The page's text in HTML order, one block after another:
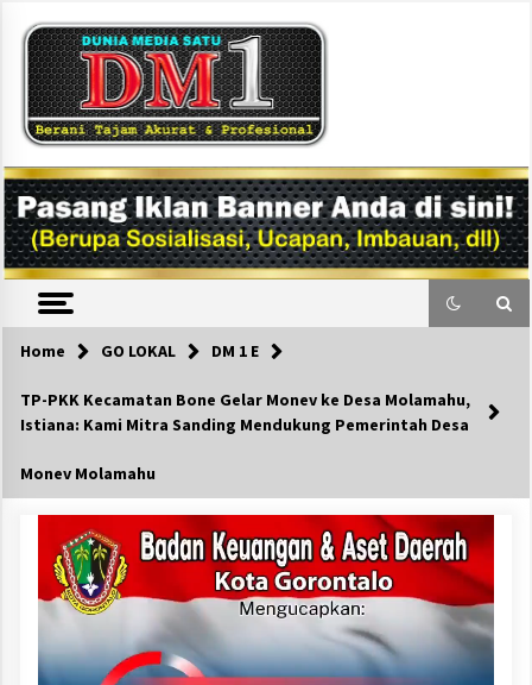
content
DM1
Home GO LOKAL DM 1 E
TP-PKK Kecamatan Bone Gelar Monev ke Desa Molamahu,
Istiana: Kami Mitra Sanding Mendukung Pemerintah Desa
Monev Molamahu